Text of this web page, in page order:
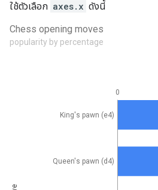
ใช้ตัวเลือก axes.x ดังนี้